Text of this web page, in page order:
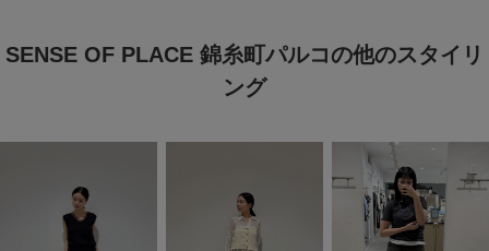
SENSE OF PLACE 錦糸町パルコの他のスタイリ
ング